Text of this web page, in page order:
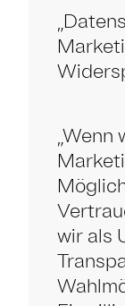
„Wenn
wir als